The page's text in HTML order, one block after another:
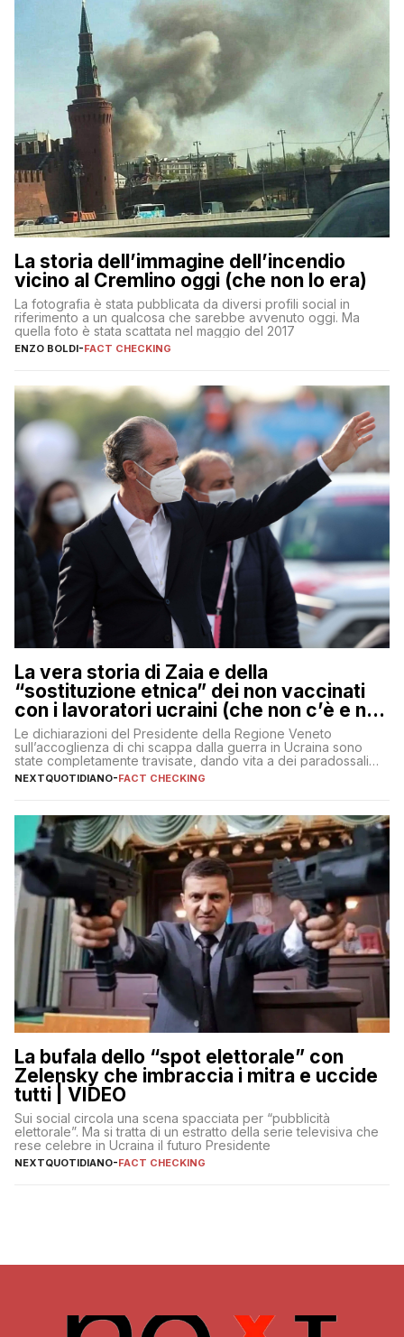
La storia dell’immagine dell’incendio
vicino al Cremlino oggi (che non lo era)
La fotografia è stata pubblicata da diversi profili social in
riferimento a un qualcosa che sarebbe avvenuto oggi. Ma
quella foto è stata scattata nel maggio del 2017
ENZO BOLDI-FACT CHECKING
La vera storia di Zaia e della
“sostituzione etnica” dei non vaccinati
con i lavoratori ucraini (che non c’è e non
ci sarà)
Le dichiarazioni del Presidente della Regione Veneto
sull’accoglienza di chi scappa dalla guerra in Ucraina sono
state completamente travisate, dando vita a dei paradossali
falsi che girano sui social
NEXTQUOTIDIANO-FACT CHECKING
La bufala dello “spot elettorale” con
Zelensky che imbraccia i mitra e uccide
tutti | VIDEO
Sui social circola una scena spacciata per “pubblicità
elettorale”. Ma si tratta di un estratto della serie televisiva che
rese celebre in Ucraina il futuro Presidente
NEXTQUOTIDIANO-FACT CHECKING